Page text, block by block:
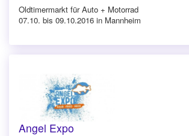
Oldtimermarkt für Auto + Motorrad
07.10. bis 09.10.2016 in Mannheim
Angel Expo